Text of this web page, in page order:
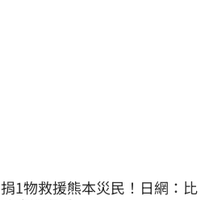
捐1物救援熊本災民！日網：比